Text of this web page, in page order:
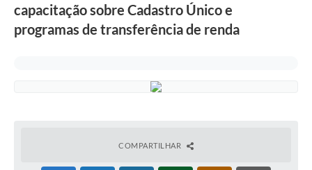
capacitação sobre Cadastro Único e
programas de transferência de renda
COMPARTILHAR